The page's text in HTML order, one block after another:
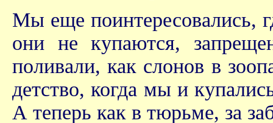
Мы еще поинтересовались,
они не купаются,
поливали, как слонов в
детство, когда мы и
А теперь как в тюрьме, за